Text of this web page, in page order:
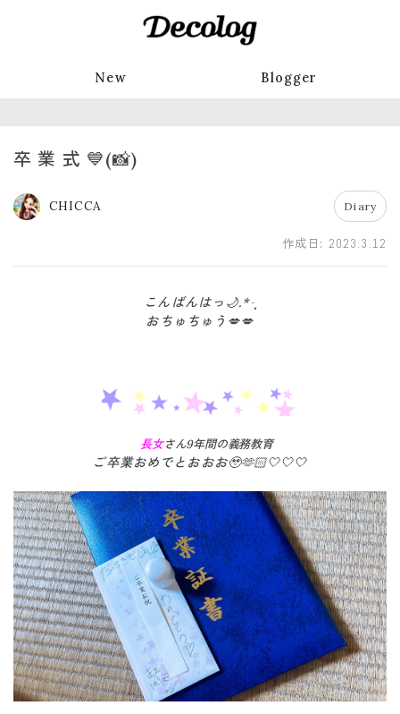
New Blogger
卒 業 式 💙(📸)
CHICCA Diary
作成日: 2023.3.12
こんばんはっ🌙.*·̩͙
おちゅちゅう💋💋
長女さん9年間の義務教育
ご卒業おめでとおおお🥹🫶🏻🤍🤍🤍